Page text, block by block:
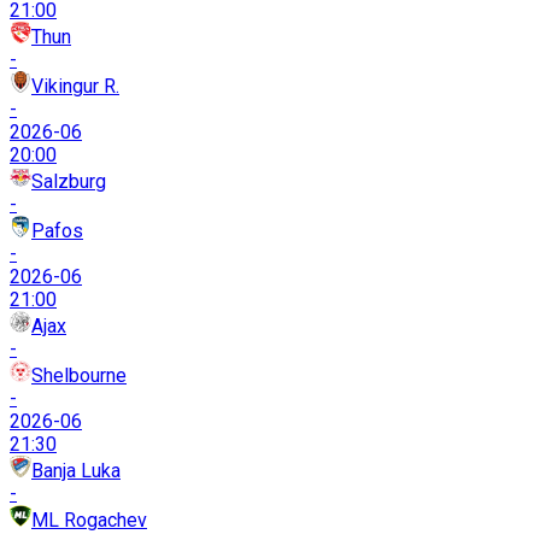
21:00
Thun
-
Vikingur R.
-
2026-06
20:00
Salzburg
-
Pafos
-
2026-06
21:00
Ajax
-
Shelbourne
-
2026-06
21:30
Banja Luka
-
ML Rogachev